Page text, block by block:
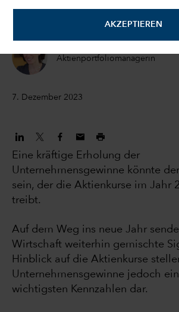
AKZEPTIEREN
Aktienportfoliomanagerin
7. Dezember 2023
Eine kräftige Erholung der
Unternehmensgewinne könnte
sein, der die Aktienkurse im Jahr
treibt.
Auf dem Weg ins neue Jahr
Wirtschaft weiterhin gemischte
Hinblick auf die Aktienkurse
Unternehmensgewinne jedoch
wichtigsten Kennzahlen dar.